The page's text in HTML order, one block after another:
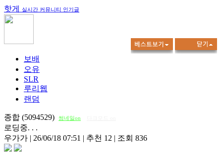
핫게 실시간 커뮤니티 인기글
보배
오유
SLR
루리웹
랜덤
종합 (5094529) 썸네일on
로딩중. . .
우가가 | 26/06/18 07:51 | 추천 12 | 조회 836